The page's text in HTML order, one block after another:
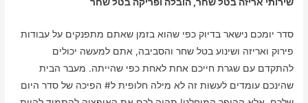
סדר יומכם נישאר בדיוק כפי שהוא בזמן שאתם מתפנקים על עבודות
פירוק ואריזה ושינוע בטל שחר והסביבה, אתם למעשה יכולים
להתקדם עם שגרת חייכם אחת לאחת כפי שהייתה. מעבר הבית
שהינכם עומדים לעשות זה לא מילה חלופית ל# הפיכה של סדר היום